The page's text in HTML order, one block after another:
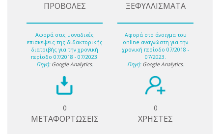
ΠΡΟΒΟΛΕΣ
Αφορά στις μοναδικές
επισκέψεις της διδακτορικής
διατριβής για την χρονική
περίοδο 07/2018 - 07/2023.
Πηγή: Google Analytics.
ΞΕΦΥΛΛΙΣΜΑΤΑ
Αφορά στο άνοιγμα του
online αναγνώστη για την
χρονική περίοδο 07/2018 -
07/2023.
Πηγή: Google Analytics.
0
ΜΕΤΑΦΟΡΤΩΣΕΙΣ
0
ΧΡΗΣΤΕΣ